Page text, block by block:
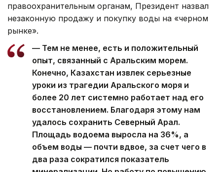
правоохранительным органам, Президент назвал
незаконную продажу и покупку воды на «черном
рынке».
— Тем не менее, есть и положительный
опыт, связанный с Аральским морем.
Конечно, Казахстан извлек серьезные
уроки из трагедии Аральского моря и
более 20 лет системно работает над его
восстановлением. Благодаря этому нам
удалось сохранить Северный Арал.
Площадь водоема выросла на 36%, а
объем воды — почти вдвое, за счет чего в
два раза сократился показатель